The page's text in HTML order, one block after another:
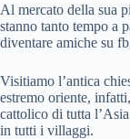
Al mercato della sua
stanno tanto tempo a
diventare amiche su
Visitiamo l’antica
estremo oriente,
cattolico di tutta
in tutti i villaggi.